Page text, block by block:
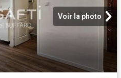
Voir la photo